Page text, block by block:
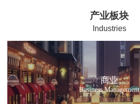
产业板块
Industries
商业
Business Management